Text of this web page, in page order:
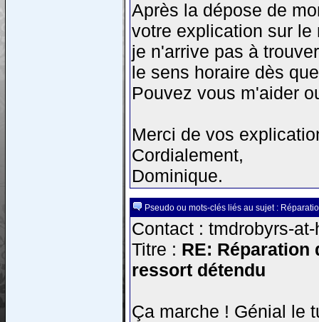
Après la dépose de
votre explication sur
je n'arrive pas à
le sens horaire dès
Pouvez vous m'aider
Merci de vos
Cordialement,
Dominique.
Pseudo ou mots-clés liés au sujet :
Contact : tmdrobyrs-
Titre : RE: Réparation
ressort détendu
Ça marche ! Génial le